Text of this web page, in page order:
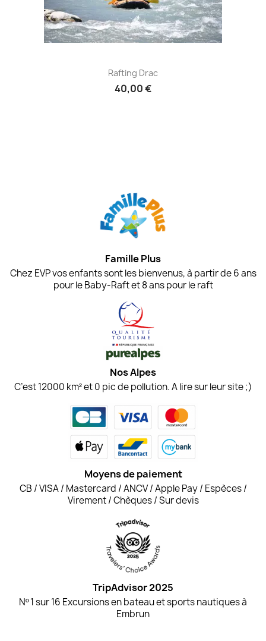
Rafting Drac
40,00 €
Famille Plus
Chez EVP vos enfants sont les bienvenus, à partir de 6 ans
pour le Baby-Raft et 8 ans pour le raft
Nos Alpes
C’est 12000 km² et 0 pic de pollution. A lire sur leur site ;)
Moyens de paiement
CB / VISA / Mastercard / ANCV / Apple Pay / Espèces /
Virement / Chèques / Sur devis
TripAdvisor 2025
Nº 1 sur 16 Excursions en bateau et sports nautiques à
Embrun